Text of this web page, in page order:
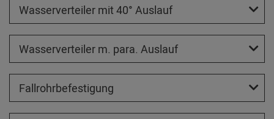
Wasserverteiler mit 40° Auslauf
Wasserverteiler m. para. Auslauf
Fallrohrbefestigung